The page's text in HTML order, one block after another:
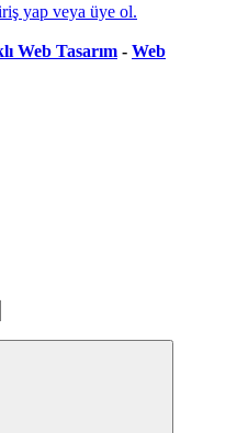
yap veya üye ol.
Web Tasarım - Web